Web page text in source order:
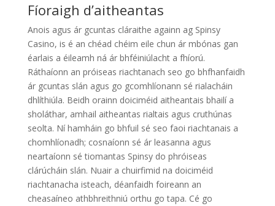
Fíoraigh d’aitheantas
Anois agus ár gcuntas cláraithe againn ag Spinsy
Casino, is é an chéad chéim eile chun ár mbónas gan
éarlais a éileamh ná ár bhféiniúlacht a fhíorú.
Ráthaíonn an próiseas riachtanach seo go bhfhanfaidh
ár gcuntas slán agus go gcomhlíonann sé rialacháin
dhlíthiúla. Beidh orainn doiciméid aitheantais bhailí a
sholáthar, amhail aitheantas rialtais agus cruthúnas
seolta. Ní hamháin go bhfuil sé seo faoi riachtanais a
chomhlíonadh; cosnaíonn sé ár leasanna agus
neartaíonn sé tiomantas Spinsy do phróiseas
clárúcháin slán. Nuair a chuirfimid na doiciméid
riachtanacha isteach, déanfaidh foireann an
cheasaíneo athbhreithniú orthu go tapa. Cé go